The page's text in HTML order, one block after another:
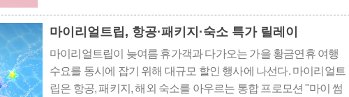
천후, 자연재해, 관제기관 지시 등 불가항력적인 사유나 출발 24시
마이리얼트립, 항공·패키지·숙소 특가 릴레이
마이리얼트립이 늦여름 휴가객과 다가오는 가을 황금연휴 여행
수요를 동시에 잡기 위해 대규모 할인 행사에 나선다. 마이리얼트
립은 항공, 패키지, 해외 숙소를 아우르는 통합 프로모션 "마이 썸